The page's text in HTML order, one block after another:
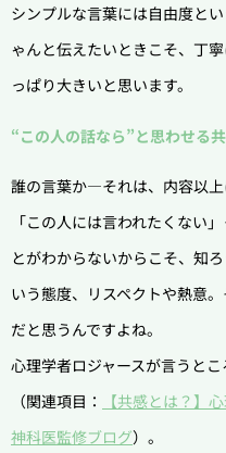
シンプルな言葉には自由度と
ゃんと伝えたいときこそ、丁
っぱり大きいと思います。
“この人の話なら”と思わせる
誰の言葉か―それは、内容以上
「この人には言われたくない
とがわからないからこそ、知
いう態度、リスペクトや熱意
だと思うんですよね。
心理学者ロジャースが言うと
（関連項目：
【共感とは？】
神科医監修ブログ）。